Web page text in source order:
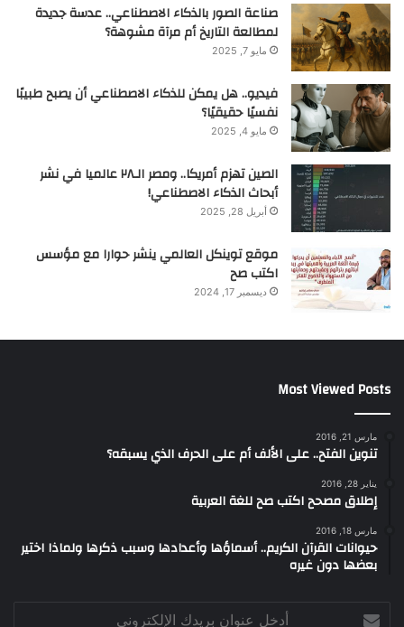
صناعة الصور بالذكاء الاصطناعي.. عدسة جديدة
لمطالعة التاريخ أم مرآة مشوهة؟
مايو 7, 2025
فيديو.. هل يمكن للذكاء الاصطناعي أن يصبح طبيبًا
نفسيًا حقيقيًا؟
مايو 4, 2025
الصين تهزم أمريكا.. ومصر الـ٢٨ عالميا في نشر
أبحاث الذكاء الاصطناعي!
أبريل 28, 2025
موقع توينكل العالمي ينشر حوارا مع مؤسس
اكتب صح
ديسمبر 17, 2024
Most Viewed Posts
مارس 21, 2016
تنوين الفتح.. على الألف أم على الحرف الذي يسبقه؟
يناير 28, 2016
إطلاق مصحح اكتب صح للغة العربية
مارس 18, 2016
حيوانات القرآن الكريم.. أسماؤها وأعدادها وسبب ذكرها ولماذا اختير
بعضها دون غيره